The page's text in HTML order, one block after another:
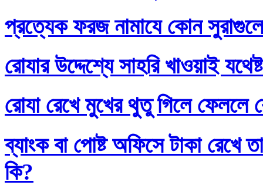
প্রত্যেক ফরজ নামাযে কোন
রোযার উদ্দেশ্যে সাহরি খাওয়াই
রোযা রেখে মুখের থুতু গিলে ফেললে
ব্যাংক বা পোষ্ট অফিসে টাকা রেখে
কি?